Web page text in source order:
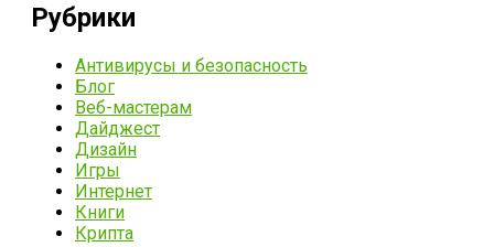
Рубрики
Антивирусы и безопасность
Блог
Веб-мастерам
Дайджест
Дизайн
Игры
Интернет
Книги
Крипта